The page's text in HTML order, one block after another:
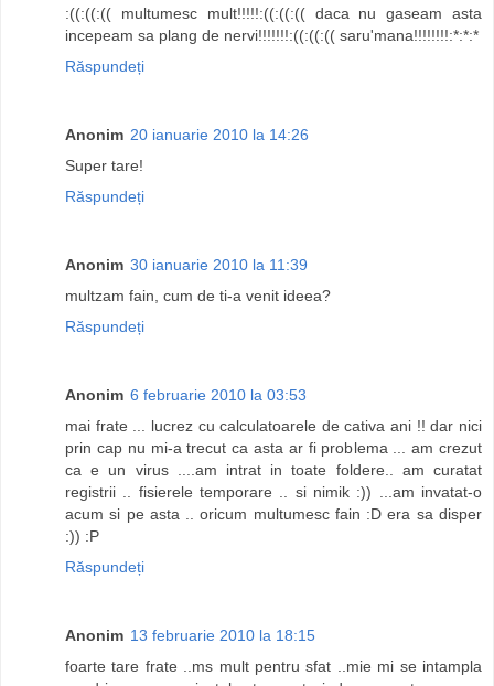
:((:((:(( multumesc mult!!!!!:((:((:(( daca nu gaseam asta
incepeam sa plang de nervi!!!!!!!:((:((:(( saru'mana!!!!!!!!:*:*:*
Răspundeți
Anonim 20 ianuarie 2010 la 14:26
Super tare!
Răspundeți
Anonim 30 ianuarie 2010 la 11:39
multzam fain, cum de ti-a venit ideea?
Răspundeți
Anonim 6 februarie 2010 la 03:53
mai frate ... lucrez cu calculatoarele de cativa ani !! dar nici
prin cap nu mi-a trecut ca asta ar fi problema ... am crezut
ca e un virus ....am intrat in toate foldere.. am curatat
registrii .. fisierele temporare .. si nimik :)) ...am invatat-o
acum si pe asta .. oricum multumesc fain :D era sa disper
:)) :P
Răspundeți
Anonim 13 februarie 2010 la 18:15
foarte tare frate ..ms mult pentru sfat ..mie mi se intampla